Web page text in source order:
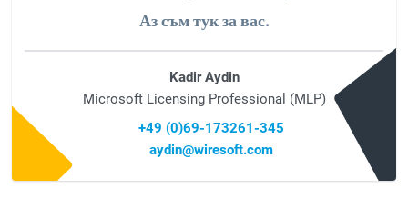
Аз съм тук за вас.
Kadir Aydin
Microsoft Licensing Professional (MLP)
+49 (0)69-173261-345
aydin@wiresoft.com